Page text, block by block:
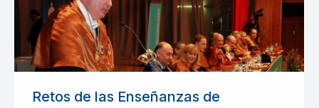
Retos de las Enseñanzas de